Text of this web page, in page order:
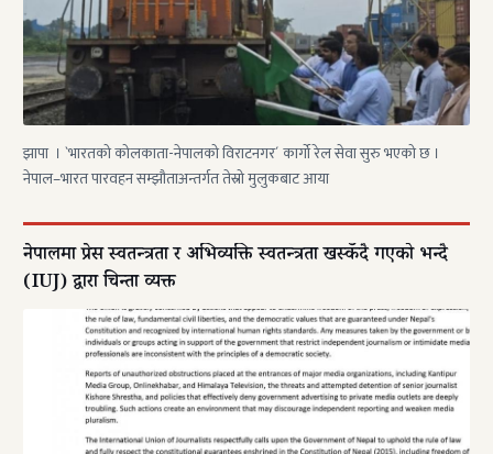
झापा । `भारतको कोलकाता-नेपालको विराटनगर´ कार्गो रेल सेवा सुरु भएको छ ।
नेपाल–भारत पारवहन सम्झौताअन्तर्गत तेस्रो मुलुकबाट आया
नेपालमा प्रेस स्वतन्त्रता र अभिव्यक्ति स्वतन्त्रता खस्कँदै गएको भन्दै
(IUJ) द्वारा चिन्ता व्यक्त